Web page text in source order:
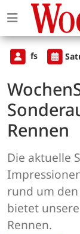
fs
Rennen
Die aktuelle
rund um
bietet
Rennen.